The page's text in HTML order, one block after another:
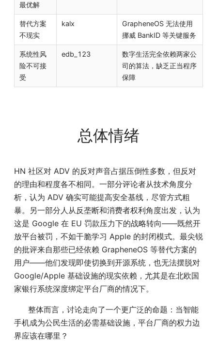
最优解
替代方案
不现实
kalx
GrapheneOS 无法使用
挪威 BankID 等关键服务
系统性风
险不可接
受
edb_123
数字生活完全依赖两家公
司的算法，缺乏正当程序
保障
总体情绪
HN 社区对 ADV 的反对声音占据压倒性多数，但反对
的理由和程度各不相同。一部分评论者从技术角度分
析，认为 ADV 确实可能提高安全基线，尽管方式粗
暴。另一部分人从反垄断和消费者权利角度出发，认为
这是 Google 在 EU 罚款压力下的战略转向——既然开
放平台被罚，不如干脆学习 Apple 的封闭模式。最尖锐
的批评来自那些已经依赖 GrapheneOS 等替代方案的
用户——他们发现即使切换到开源系统，也无法摆脱对
Google/Apple 基础设施的现实依赖，尤其是在北欧国
家银行系统深度绑定平台厂商的情况下。
整体而言，讨论走向了一个更广泛的命题：当智能
手机成为公民生活的必需基础设施，平台厂商的权力边
界应该在哪里？